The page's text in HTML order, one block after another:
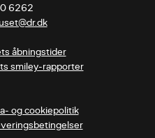
åbningstider
smiley-rapporter
og cookiepolitik